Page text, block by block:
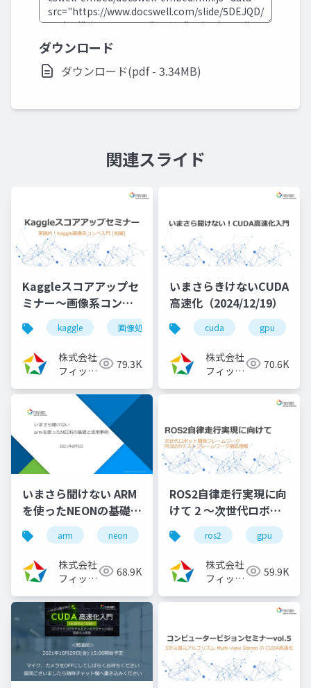
ダウンロード
ダウンロード(pdf - 3.34MB)
関連スライド
Kaggleスコアアップセ
ミナー～画像系コンペ
入門[前編]
（2023/08/02）
kaggle 画像処理 機械学習 深層学習
株式会社
フィック
79.3K
いまさらきけないCUDA
高速化（2024/12/19）
cuda gpu
株式会社
フィック
70.6K
いまさら聞けない ARM
を使ったNEONの基礎と
活用事例
（2021/08/05）
arm neon
株式会社
フィック
68.9K
ROS2自律走行実現に向
けて 2 ～次世代ロボッ
ト開発フレームワーク
ROS2のビルドシステム
徹底理解～
（2022/11/30）
ros2 gpu
株式会社
フィック
59.9K